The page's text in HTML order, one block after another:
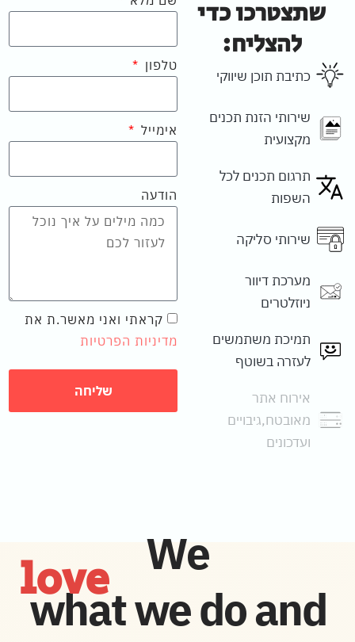
שתצטרכו כדי
להצליח:
כתיבת תוכן שיווקי
שירותי הזנת תכנים
מקצועית
תרגום תכנים לכל
השפות
שירותי סליקה
מערכת דיוור
ניוזלטרים
תמיכת משתמשים
לעזרה בשוטף
אירוח אתר
מאובטח,גיבויים
ועדכונים
טלפון
אימייל
הודעה
קראתי ואני מאשר.ת את
מדיניות הפרטיות
שליחה
We
love
what we do and